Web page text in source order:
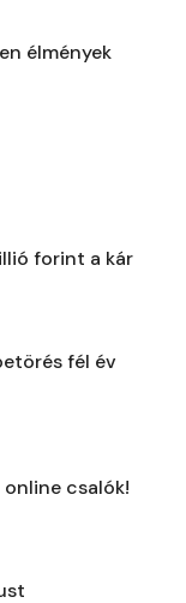
élmények
forint a kár
fél év
csalók!